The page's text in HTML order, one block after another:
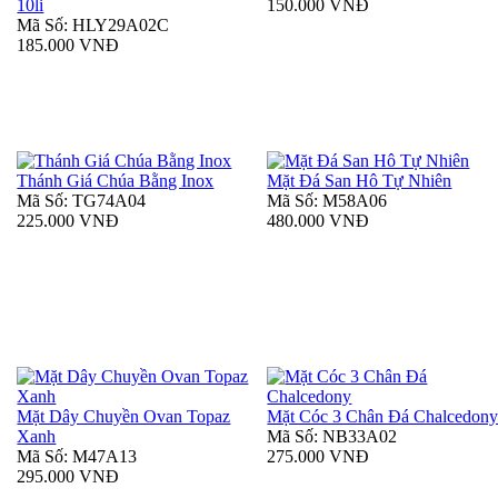
10li
Mã Số: HLY29A02C
185.000 VNĐ
150.000 VNĐ
Thánh Giá Chúa Bằng Inox
Mã Số: TG74A04
225.000 VNĐ
Mặt Đá San Hô Tự Nhiên
Mã Số: M58A06
480.000 VNĐ
Mặt Dây Chuyền Ovan Topaz
Xanh
Mã Số: M47A13
295.000 VNĐ
Mặt Cóc 3 Chân Đá Chalcedony
Mã Số: NB33A02
275.000 VNĐ